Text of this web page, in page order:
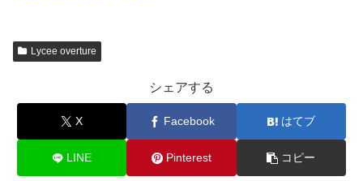
Lycee overture
シェアする
X Facebook はてブ
LINE Pinterest コピー